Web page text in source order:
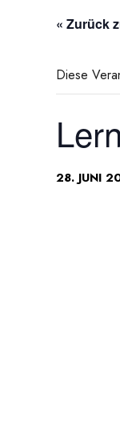
« Zurück
Diese
28. JUNI